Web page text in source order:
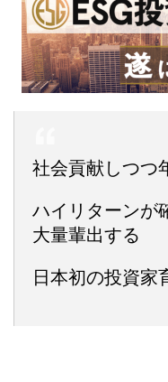
社会貢献しつつ
ハイリターンが
大量輩出する
日本初の投資家